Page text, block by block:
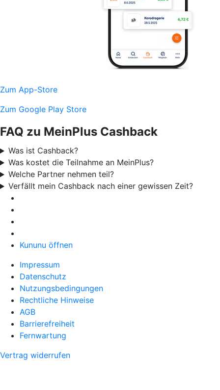
Zum App-Store
Zum Google Play Store
FAQ zu MeinPlus Cashback
Was ist Cashback?
Was kostet die Teilnahme an MeinPlus?
Welche Partner nehmen teil?
Verfällt mein Cashback nach einer gewissen Zeit?
Kununu öffnen
Impressum
Datenschutz
Nutzungsbedingungen
Rechtliche Hinweise
AGB
Barrierefreiheit
Fernwartung
Vertrag widerrufen